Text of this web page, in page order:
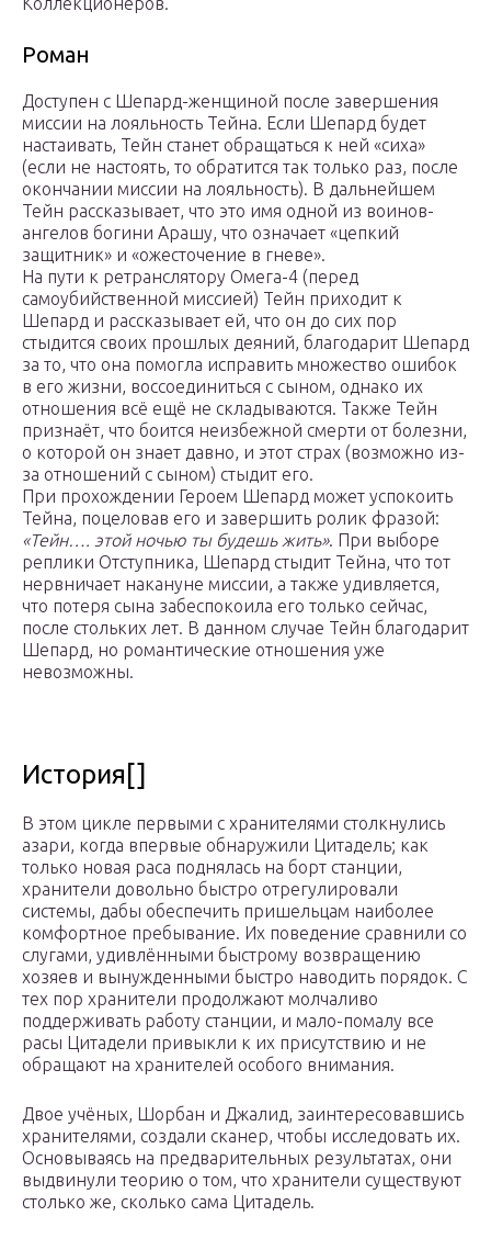
Роман
Доступен с Шепард-женщиной после завершения
миссии на лояльность Тейна. Если Шепард будет
настаивать, Тейн станет обращаться к ней «сиха»
(если не настоять, то обратится так только раз, после
окончании миссии на лояльность). В дальнейшем
Тейн рассказывает, что это имя одной из воинов-
ангелов богини Арашу, что означает «цепкий
защитник» и «ожесточение в гневе».
На пути к ретранслятору Омега-4 (перед
самоубийственной миссией) Тейн приходит к
Шепард и рассказывает ей, что он до сих пор
стыдится своих прошлых деяний, благодарит Шепард
за то, что она помогла исправить множество ошибок
в его жизни, воссоединиться с сыном, однако их
отношения всё ещё не складываются. Также Тейн
признаёт, что боится неизбежной смерти от болезни,
о которой он знает давно, и этот страх (возможно из-
за отношений с сыном) стыдит его.
При прохождении Героем Шепард может успокоить
Тейна, поцеловав его и завершить ролик фразой:
«Тейн…. этой ночью ты будешь жить». При выборе
реплики Отступника, Шепард стыдит Тейна, что тот
нервничает накануне миссии, а также удивляется,
что потеря сына забеспокоила его только сейчас,
после стольких лет. В данном случае Тейн благодарит
Шепард, но романтические отношения уже
невозможны.
История[]
В этом цикле первыми с хранителями столкнулись
азари, когда впервые обнаружили Цитадель; как
только новая раса поднялась на борт станции,
хранители довольно быстро отрегулировали
системы, дабы обеспечить пришельцам наиболее
комфортное пребывание. Их поведение сравнили со
слугами, удивлёнными быстрому возвращению
хозяев и вынужденными быстро наводить порядок. С
тех пор хранители продолжают молчаливо
поддерживать работу станции, и мало-помалу все
расы Цитадели привыкли к их присутствию и не
обращают на хранителей особого внимания.
Двое учёных, Шорбан и Джалид, заинтересовавшись
хранителями, создали сканер, чтобы исследовать их.
Основываясь на предварительных результатах, они
выдвинули теорию о том, что хранители существуют
столько же, сколько сама Цитадель.